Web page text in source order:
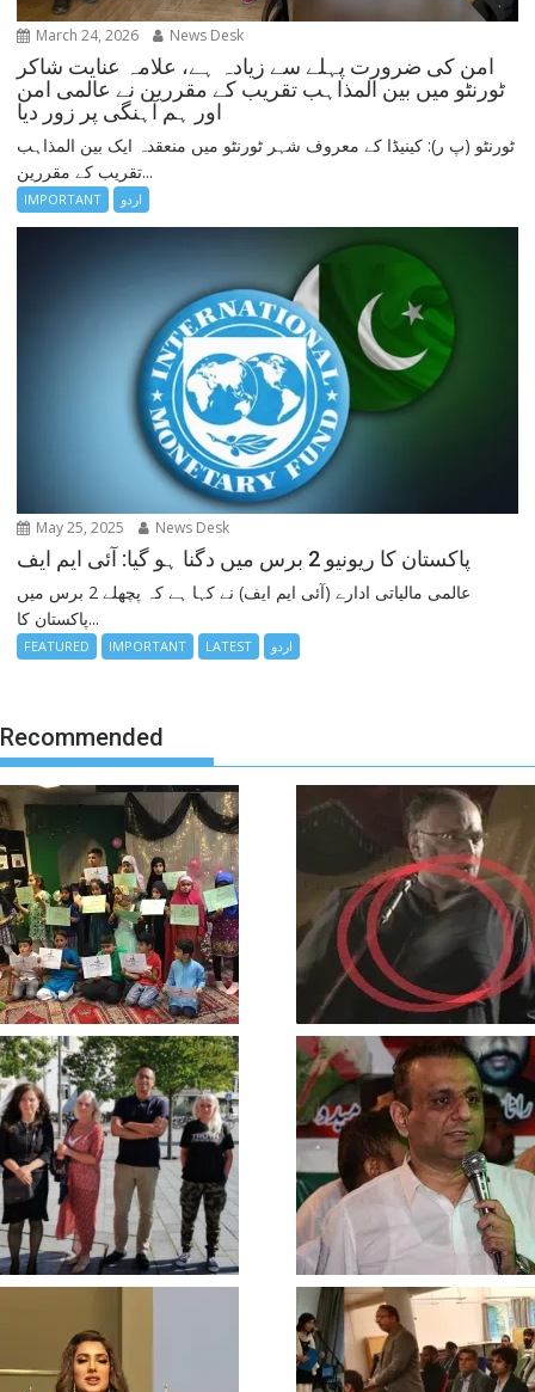
March 24, 2026 News Desk
امن کی ضرورت پہلے سے زیادہ ہے، علامہ عنایت شاکر
ٹورنٹو میں بین المذاہب تقریب کے مقررین نے عالمی امن
اور ہم آہنگی پر زور دیا
ٹورنٹو (پ ر): کینیڈا کے معروف شہر ٹورنٹو میں منعقدہ ایک بین المذاہب
تقریب کے مقررین...
IMPORTANT اردو
May 25, 2025 News Desk
پاکستان کا ریونیو 2 برس میں دگنا ہو گیا: آئی ایم ایف
عالمی مالیاتی ادارے (آئی ایم ایف) نے کہا ہے کہ پچھلے 2 برس میں
پاکستان کا...
FEATURED IMPORTANT LATEST اردو
Recommended